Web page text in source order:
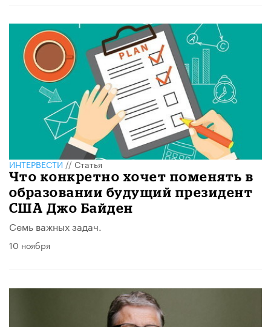
ИНТЕРВЕСТИ//Статья
Что конкретно хочет поменять в
образовании будущий президент
США Джо Байден
Семь важных задач.
10 ноября